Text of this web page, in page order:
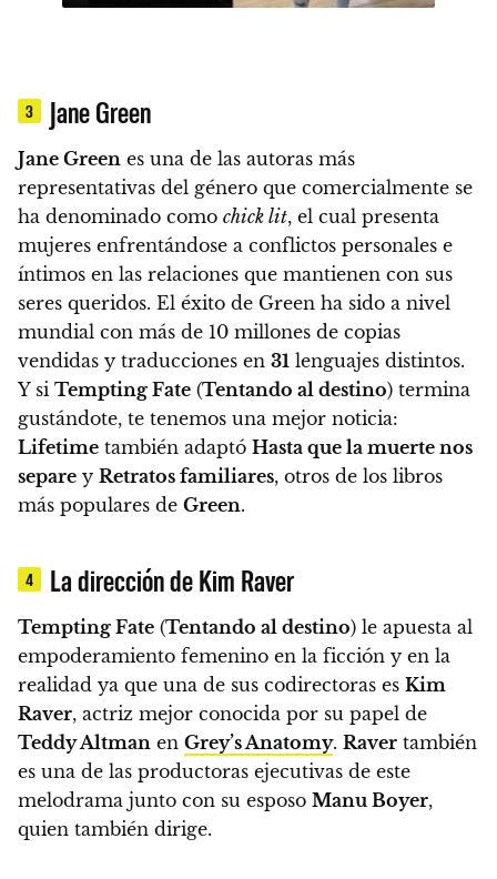
3 Jane Green
Jane Green es una de las autoras más
representativas del género que comercialmente se
ha denominado como chick lit, el cual presenta
mujeres enfrentándose a conflictos personales e
íntimos en las relaciones que mantienen con sus
seres queridos. El éxito de Green ha sido a nivel
mundial con más de 10 millones de copias
vendidas y traducciones en 31 lenguajes distintos.
Y si Tempting Fate (Tentando al destino) termina
gustándote, te tenemos una mejor noticia:
Lifetime también adaptó Hasta que la muerte nos
separe y Retratos familiares, otros de los libros
más populares de Green.
4 La dirección de Kim Raver
Tempting Fate (Tentando al destino) le apuesta al
empoderamiento femenino en la ficción y en la
realidad ya que una de sus codirectoras es Kim
Raver, actriz mejor conocida por su papel de
Teddy Altman en Grey’s Anatomy. Raver también
es una de las productoras ejecutivas de este
melodrama junto con su esposo Manu Boyer,
quien también dirige.